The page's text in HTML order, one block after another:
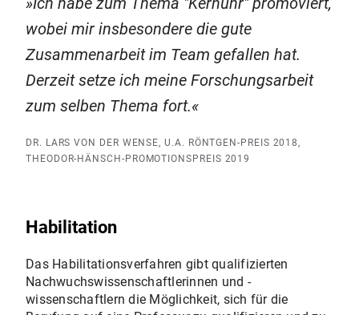
wobei mir insbesondere die gute
Zusammenarbeit im Team gefallen hat.
Derzeit setze ich meine Forschungsarbeit
zum selben Thema fort.
DR. LARS VON DER WENSE, U.A. RÖNTGEN-PREIS 2018,
THEODOR-HÄNSCH-PROMOTIONSPREIS 2019
Habilitation
Das Habilitationsverfahren gibt qualifizierten
Nachwuchswissenschaftlerinnen und -
wissenschaftlern die Möglichkeit, sich für die